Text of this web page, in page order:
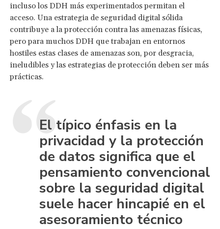
incluso los DDH más experimentados permitan el
acceso. Una estrategia de seguridad digital sólida
contribuye a la protección contra las amenazas físicas,
pero para muchos DDH que trabajan en entornos
hostiles estas clases de amenazas son, por desgracia,
ineludibles y las estrategias de protección deben ser más
prácticas.
El típico énfasis en la
privacidad y la protección
de datos significa que el
pensamiento convencional
sobre la seguridad digital
suele hacer hincapié en el
asesoramiento técnico